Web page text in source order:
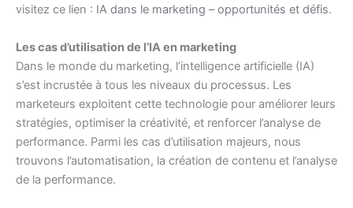
visitez ce lien : IA dans le marketing – opportunités et défis.
Les cas d’utilisation de l’IA en marketing
Dans le monde du marketing, l’intelligence artificielle (IA)
s’est incrustée à tous les niveaux du processus. Les
marketeurs exploitent cette technologie pour améliorer leurs
stratégies, optimiser la créativité, et renforcer l’analyse de
performance. Parmi les cas d’utilisation majeurs, nous
trouvons l’automatisation, la création de contenu et l’analyse
de la performance.